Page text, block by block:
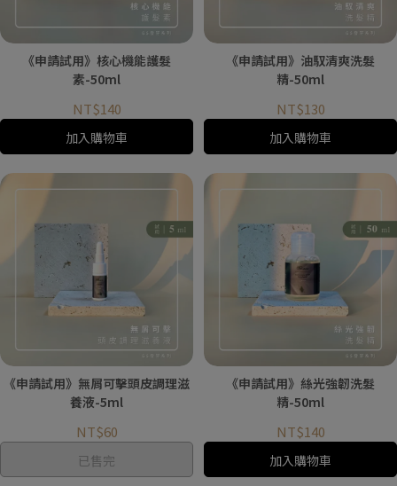
《申請試用》核心機能護髮
素-50ml
NT$140
加入購物車
《申請試用》油馭清爽洗髮
精-50ml
NT$130
加入購物車
《申請試用》無屑可擊頭皮調理滋
養液-5ml
NT$60
已售完
《申請試用》絲光強韌洗髮
精-50ml
NT$140
加入購物車